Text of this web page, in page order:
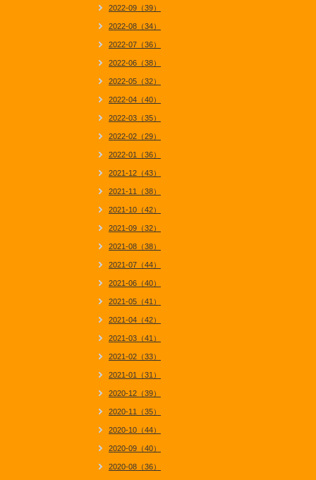
2022-09（39）
2022-08（34）
2022-07（36）
2022-06（38）
2022-05（32）
2022-04（40）
2022-03（35）
2022-02（29）
2022-01（36）
2021-12（43）
2021-11（38）
2021-10（42）
2021-09（32）
2021-08（38）
2021-07（44）
2021-06（40）
2021-05（41）
2021-04（42）
2021-03（41）
2021-02（33）
2021-01（31）
2020-12（39）
2020-11（35）
2020-10（44）
2020-09（40）
2020-08（36）